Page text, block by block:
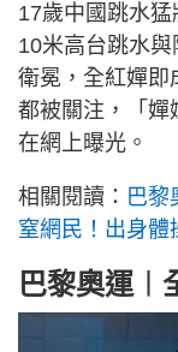
17歲中國跳水
10米高台跳水
衛冕，全紅嬋即
都被關注，「嬋
在網上曝光。
相關閱讀： 巴黎
窒網民！出身體
巴黎奧運︱